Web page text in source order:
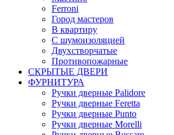
Ferroni
Город мастеров
В квартиру
С шумоизоляцией
Двухстворчатые
Противопожарные
СКРЫТЫЕ ДВЕРИ
ФУРНИТУРА
Ручки дверные Palidore
Ручки дверные Feretta
Ручки дверные Punto
Ручки дверные Morelli